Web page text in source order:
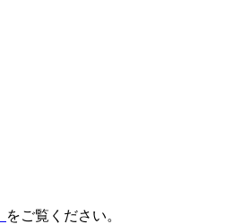
をご覧ください。